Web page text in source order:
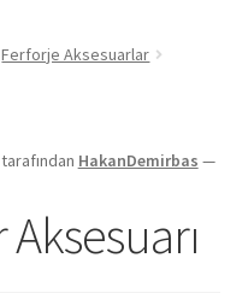
Ferforje Aksesuarlar
tarafından HakanDemirbas —